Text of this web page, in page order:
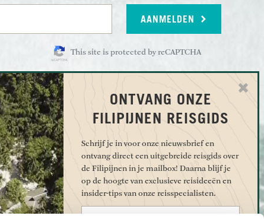
AANMELDEN
This site is protected by reCAPTCHA
eilanden van
voor Etosha
met
in Palawan
van
OVER UNDISCOVERED
Contact
In de media
Reviews
Vacatures
Stichting Young Discovered
ONTVANG ONZE
FILIPIJNEN REISGIDS
Schrijf je in voor onze nieuwsbrief en
ontvang direct een uitgebreide reisgids over
de Filipijnen in je mailbox! Daarna blijf je
op de hoogte van exclusieve reisideeën en
insider-tips van onze reisspecialisten.